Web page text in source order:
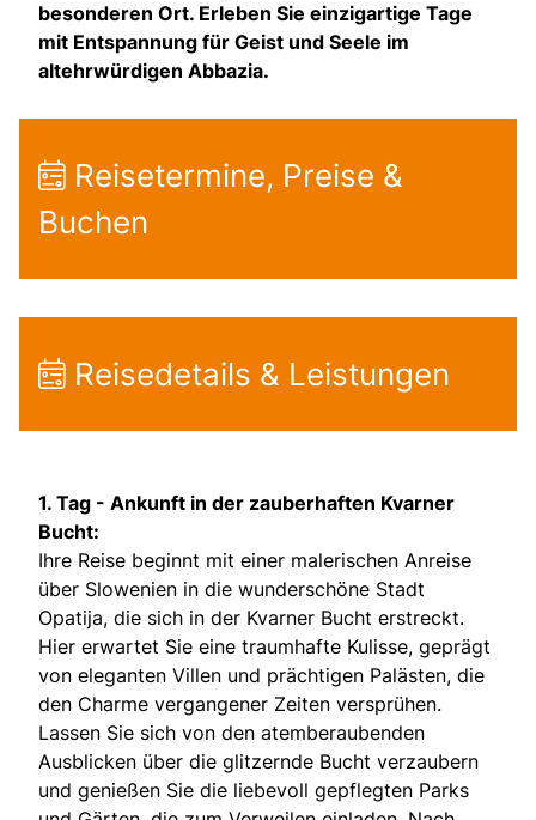
besonderen Ort. Erleben Sie einzigartige Tage
mit Entspannung für Geist und Seele im
altehrwürdigen Abbazia.
Reisetermine, Preise &
Buchen
Reisedetails & Leistungen
1. Tag - Ankunft in der zauberhaften Kvarner
Bucht:
Ihre Reise beginnt mit einer malerischen Anreise
über Slowenien in die wunderschöne Stadt
Opatija, die sich in der Kvarner Bucht erstreckt.
Hier erwartet Sie eine traumhafte Kulisse, geprägt
von eleganten Villen und prächtigen Palästen, die
den Charme vergangener Zeiten versprühen.
Lassen Sie sich von den atemberaubenden
Ausblicken über die glitzernde Bucht verzaubern
und genießen Sie die liebevoll gepflegten Parks